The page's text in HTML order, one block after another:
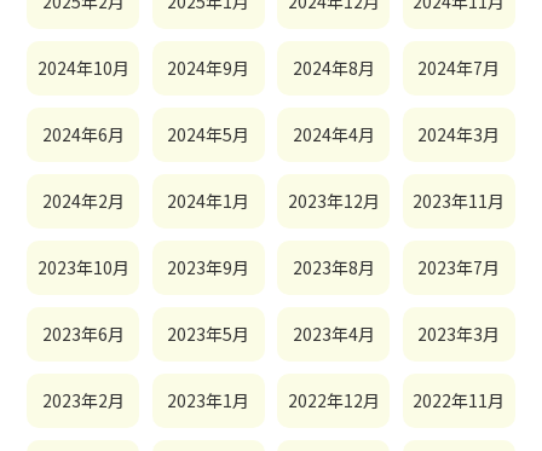
2024年10月 2024年9月 2024年8月 2024年7月
2024年6月 2024年5月 2024年4月 2024年3月
2024年2月 2024年1月 2023年12月 2023年11月
2023年10月 2023年9月 2023年8月 2023年7月
2023年6月 2023年5月 2023年4月 2023年3月
2023年2月 2023年1月 2022年12月 2022年11月